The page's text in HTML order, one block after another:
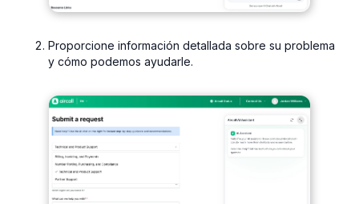
Proporcione información detallada sobre su problema
y cómo podemos ayudarle.